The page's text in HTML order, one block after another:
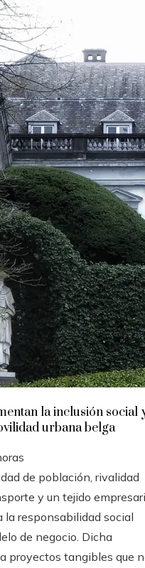
la inclusión social
urbana belga
de población, rivalidad
y un tejido
la responsabilidad social
de negocio. Dicha
proyectos tangibles que